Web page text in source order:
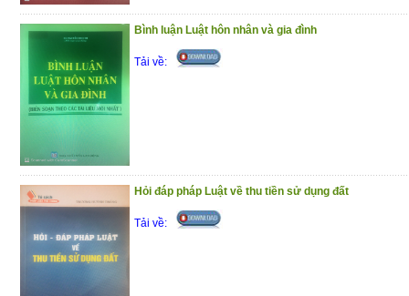
Phần II : Một số văn bản quy phạm pháp
y tế
Trân trọng giới thiệu đến bạn đọc !
(10/12/2020)
Bình luận Luật hôn nhân và gia đình
Tải về:
Hỏi đáp pháp Luật về thu tiền sử dụng đất
Tải về: